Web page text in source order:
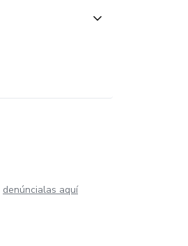
denúncialas aquí